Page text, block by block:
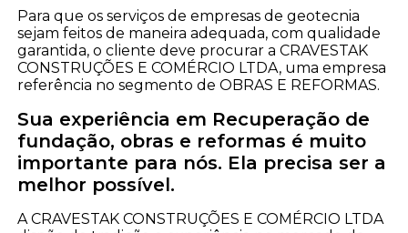
Para que os serviços de empresas de geotecnia
sejam feitos de maneira adequada, com qualidade
garantida, o cliente deve procurar a CRAVESTAK
CONSTRUÇÕES E COMÉRCIO LTDA, uma empresa
referência no segmento de OBRAS E REFORMAS.
Sua experiência em Recuperação de
fundação, obras e reformas é muito
importante para nós. Ela precisa ser a
melhor possível.
A CRAVESTAK CONSTRUÇÕES E COMÉRCIO LTDA